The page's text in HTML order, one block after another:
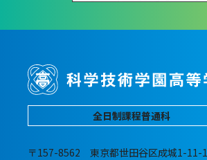
全日制課程普通科
〒157-8562 東京都世田谷区成城1-11-1